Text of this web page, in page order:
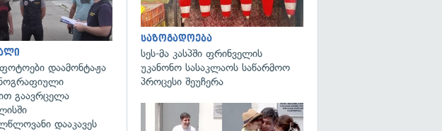
ფოტოები დაამონტაჟა
გაავრცელა
დააკავეს
საზოგადოება
სეს-მა კასპში ფრინველის
უკანონო სასაკლაოს საწარმოო
პროცესი შეუჩერა